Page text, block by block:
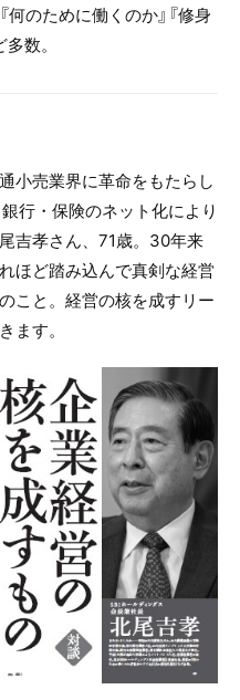
のために働くのか』『修身
数。
小売業界に革命をもたらし
行・保険のネット化により
吉孝さん、71歳。30年来
ほど踏み込んで真剣な経営
こと。経営の核を成すリー
ます。